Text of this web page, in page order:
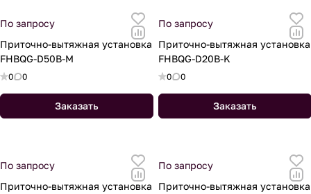
По запросу
Приточно-вытяжная установка
FHBQG-D50B-M
0 0
Заказать
По запросу
Приточно-вытяжная установка
FHBQG-D20B-K
0 0
Заказать
По запросу
Приточно-вытяжная установка
По запросу
Приточно-вытяжная установка